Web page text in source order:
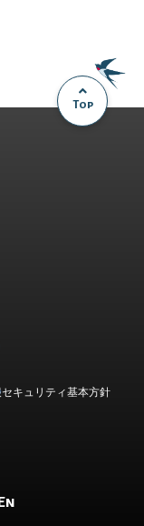
Top
キュリティ基本方針